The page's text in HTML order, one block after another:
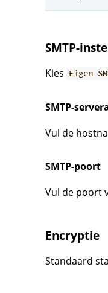
SMTP-
Kies Eigen
SMTP-
Vul de
SMTP-poort
Vul de poort
Encryptie
Standaard